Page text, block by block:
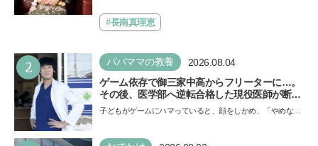
できると子どもに知ってほしい
ザ…
#長南真理恵
2 パパママの教養 2026.08.04
ゲーム依存で御三家中高からフリーターに…。
その後、医学部へ逆転合格した現役医師が断言
「ゲームの経験が受験勉強に役立った」そう考
子どもがゲームにハマっていると、顔をしかめ、「やめなさ
い…